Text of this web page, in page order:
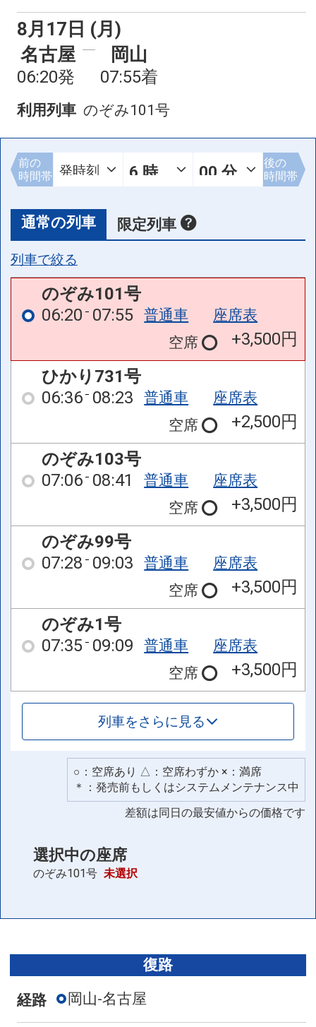
8月17日 (月)
名古屋
06:20発
岡山
07:55着
利用列車 のぞみ101号
前の
時間帯
後の
時間帯
通常の列車 限定列車
列車で絞る
のぞみ101号
06:20 07:55 普通車
座席表
空席
+3,500円
ひかり731号
06:36 08:23 普通車
座席表
空席
+2,500円
のぞみ103号
07:06 08:41 普通車
座席表
空席
+3,500円
のぞみ99号
07:28 09:03 普通車
座席表
空席
+3,500円
のぞみ1号
07:35 09:09 普通車
座席表
空席
+3,500円
列車をさらに見る
○：空席あり △：空席わずか ×：満席
＊：発売前もしくはシステムメンテナンス中
差額は同日の最安値からの価格です
選択中の座席
のぞみ101号 未選択
復路
経路 岡山-名古屋